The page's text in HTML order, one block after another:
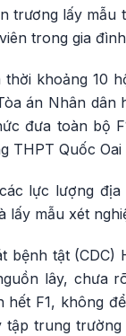
trương lấy mẫu
trong gia
khoảng 10
án Nhân dân
đưa toàn bộ
THPT Quốc Oai
lực lượng
mẫu xét
bệnh tật
lây, chưa
F1, không
trung